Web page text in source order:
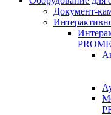
Документ-